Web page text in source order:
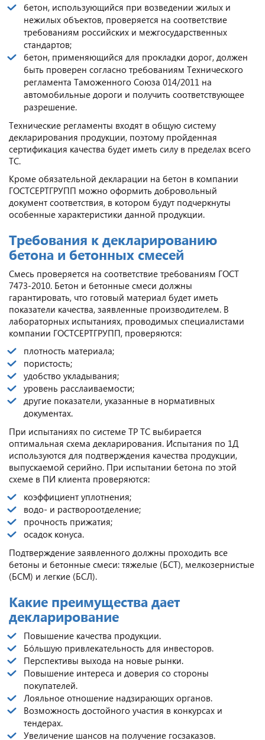
бетон, использующийся при возведении жилых и
нежилых объектов, проверяется на соответствие
требованиям российских и межгосударственных
стандартов;
бетон, применяющийся для прокладки дорог, должен
быть проверен согласно требованиям Технического
регламента Таможенного Союза 014/2011 на
автомобильные дороги и получить соответствующее
разрешение.
Технические регламенты входят в общую систему
декларирования продукции, поэтому пройденная
сертификация качества будет иметь силу в пределах всего
ТС.
Кроме обязательной декларации на бетон в компании
ГОСТСЕРТГРУПП можно оформить добровольный
документ соответствия, в котором будут подчеркнуты
особенные характеристики данной продукции.
Требования к декларированию
бетона и бетонных смесей
Смесь проверяется на соответствие требованиям ГОСТ
7473-2010. Бетон и бетонные смеси должны
гарантировать, что готовый материал будет иметь
показатели качества, заявленные производителем. В
лабораторных испытаниях, проводимых специалистами
компании ГОСТСЕРТГРУПП, проверяются:
плотность материала;
пористость;
удобство укладывания;
уровень расслаиваемости;
другие показатели, указанные в нормативных
документах.
При испытаниях по системе ТР ТС выбирается
оптимальная схема декларирования. Испытания по 1Д
используются для подтверждения качества продукции,
выпускаемой серийно. При испытании бетона по этой
схеме в ПИ клиента проверяются:
коэффициент уплотнения;
водо- и раствороотделение;
прочность прижатия;
осадок конуса.
Подтверждение заявленного должны проходить все
бетоны и бетонные смеси: тяжелые (БСТ), мелкозернистые
(БСМ) и легкие (БСЛ).
Какие преимущества дает
декларирование
Повышение качества продукции.
Бóльшую привлекательность для инвесторов.
Перспективы выхода на новые рынки.
Повышение интереса и доверия со стороны
покупателей.
Лояльное отношение надзирающих органов.
Возможность достойного участия в конкурсах и
тендерах.
Увеличение шансов на получение госзаказов.